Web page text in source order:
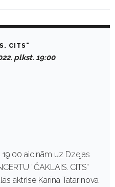
CITS"
plkst. 19:00
aicinām uz Dzejas
“ČAKLAIS. CITS”
aktrise Karīna Tatarinova